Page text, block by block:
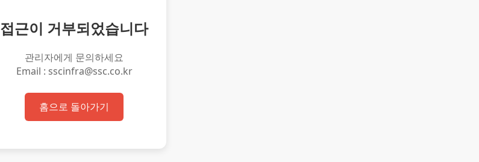
접근이 거부되었습니다
관리자에게 문의하세요
Email : sscinfra@ssc.co.kr
홈으로 돌아가기